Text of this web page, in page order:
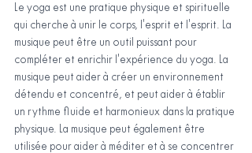
Le yoga est une pratique physique et spirituelle
qui cherche à unir le corps, l'esprit et l'esprit. La
musique peut être un outil puissant pour
compléter et enrichir l'expérience du yoga. La
musique peut aider à créer un environnement
détendu et concentré, et peut aider à établir
un rythme fluide et harmonieux dans la pratique
physique. La musique peut également être
utilisée pour aider à méditer et à se concentrer